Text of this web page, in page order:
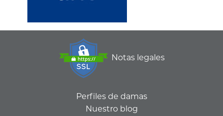
Notas legales
Perfiles de damas
Nuestro blog